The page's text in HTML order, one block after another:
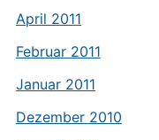
April 2011
Februar 2011
Januar 2011
Dezember 2010